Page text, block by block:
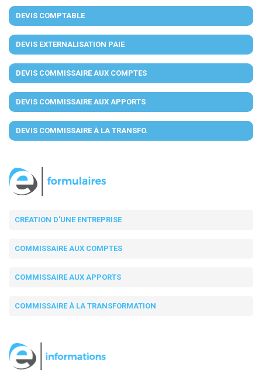
DEVIS COMPTABLE
DEVIS EXTERNALISATION PAIE
DEVIS COMMISSAIRE AUX COMPTES
DEVIS COMMISSAIRE AUX APPORTS
DEVIS COMMISSAIRE À LA TRANSFO.
CRÉATION D'UNE ENTREPRISE
COMMISSAIRE AUX COMPTES
COMMISSAIRE AUX APPORTS
COMMISSAIRE À LA TRANSFORMATION